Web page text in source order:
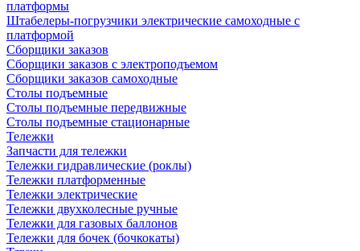
платформы
Штабелеры-погрузчики электрические самоходные с
платформой
Сборщики заказов
Сборщики заказов с электроподъемом
Сборщики заказов самоходные
Столы подъемные
Столы подъемные передвижные
Столы подъемные стационарные
Тележки
Запчасти для тележки
Тележки гидравлические (роклы)
Тележки платформенные
Тележки электрические
Тележки двухколесные ручные
Тележки для газовых баллонов
Тележки для бочек (бочкокаты)